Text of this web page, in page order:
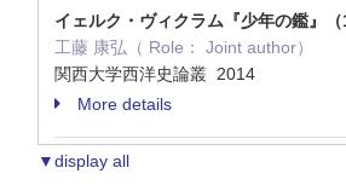
イェルク・ヴィクラム『少年の鑑』（
工藤 康弘（ Role： Joint author）
関西大学西洋史論叢 2014
More details
▼display all